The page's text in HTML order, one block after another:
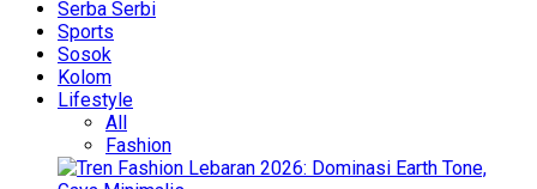
Serba Serbi
Sports
Sosok
Kolom
Lifestyle
All
Fashion